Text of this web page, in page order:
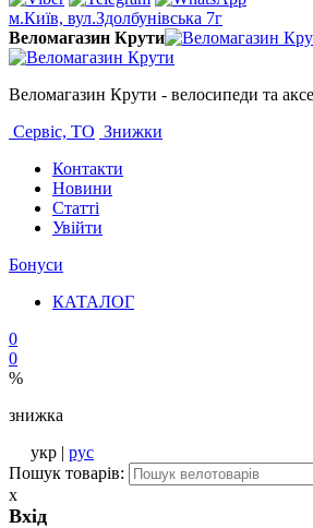
м.Київ, вул.Здолбунівська 7г
Веломагазин Крути
Веломагазин Крути - велосипеди та
Сервіс, ТО Знижки
Контакти
Новини
Статті
Увійти
Бонуси
КАТАЛОГ
0
0
%
знижка
укр | рус
Пошук товарів:
x
Вхід